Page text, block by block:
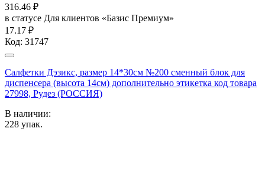
316.46 ₽
в статусе Для клиентов «Базис Премиум»
17.17 ₽
Код: 31747
Салфетки Дэзикс, размер 14*30см №200 сменный блок для
диспенсера (высота 14см) дополнительно этикетка код товара
27998, Рудез (РОССИЯ)
В наличии:
228 упак.